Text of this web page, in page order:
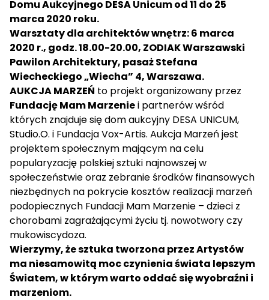
Domu Aukcyjnego DESA Unicum od 11 do 25
marca 2020 roku.
Warsztaty dla architektów wnętrz: 6 marca
2020 r., godz. 18.00-20.00, ZODIAK Warszawski
Pawilon Architektury, pasaż Stefana
Wiecheckiego „Wiecha” 4, Warszawa.
AUKCJA MARZEŃ to projekt organizowany przez
Fundację Mam Marzeniei partnerów wśród
których znajduje się dom aukcyjny DESA UNICUM,
Studio.O. i Fundacja Vox-Artis. Aukcja Marzeń jest
projektem społecznym mającym na celu
popularyzację polskiej sztuki najnowszej w
społeczeństwie oraz zebranie środków finansowych
niezbędnych na pokrycie kosztów realizacji marzeń
podopiecznych Fundacji Mam Marzenie – dzieci z
chorobami zagrażającymi życiu tj. nowotwory czy
mukowiscydoza.
Wierzymy, że sztuka tworzona przez Artystów
ma niesamowitą moc czynienia świata lepszym
Światem, w którym warto oddać się wyobraźni i
marzeniom.